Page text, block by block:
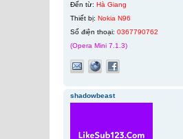
Đến từ: Hà Giang
Thiết bị: Nokia N96
Số điện thoại: 0367790762
(Opera Mini 7.1.3)
shadowbeast